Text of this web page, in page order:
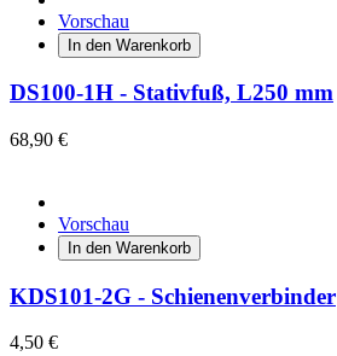
Vorschau
In den Warenkorb
DS100-1H - Stativfuß, L250 mm
68,90 €
Vorschau
In den Warenkorb
KDS101-2G - Schienenverbinder
4,50 €